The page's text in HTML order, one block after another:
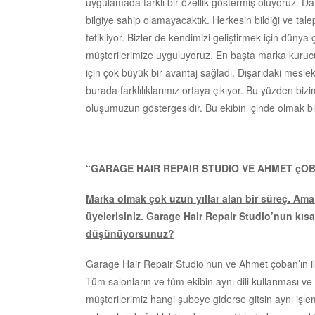
bilgiye sahip olamayacaktık. Herkesin bildiği ve
tetikliyor. Bizler de kendimizi geliştirmek için dünya
müşterilerimize uyguluyoruz. En başta marka
için çok büyük bir avantaj sağladı. Dışarıdaki
burada farklılıklarımız ortaya çıkıyor. Bu yüzden
oluşumuzun göstergesidir. Bu ekibin içinde olmak
“GARAGE HAIR REPAIR STUDIO VE AHMET
Marka olmak çok uzun yıllar alan bir süreç.
üyelerisiniz. Garage Hair Repair Studio’nun
düşünüyorsunuz?
Garage Hair Repair Studio’nun ve Ahmet
Tüm salonların ve tüm ekibin aynı dili kullanması
müşterilerimiz hangi şubeye giderse gitsin aynı